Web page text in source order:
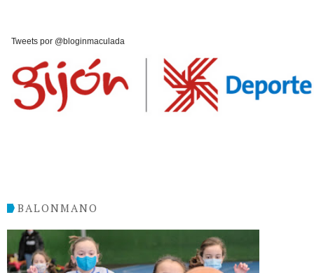
Tweets por @bloginmaculada
BALONMANO